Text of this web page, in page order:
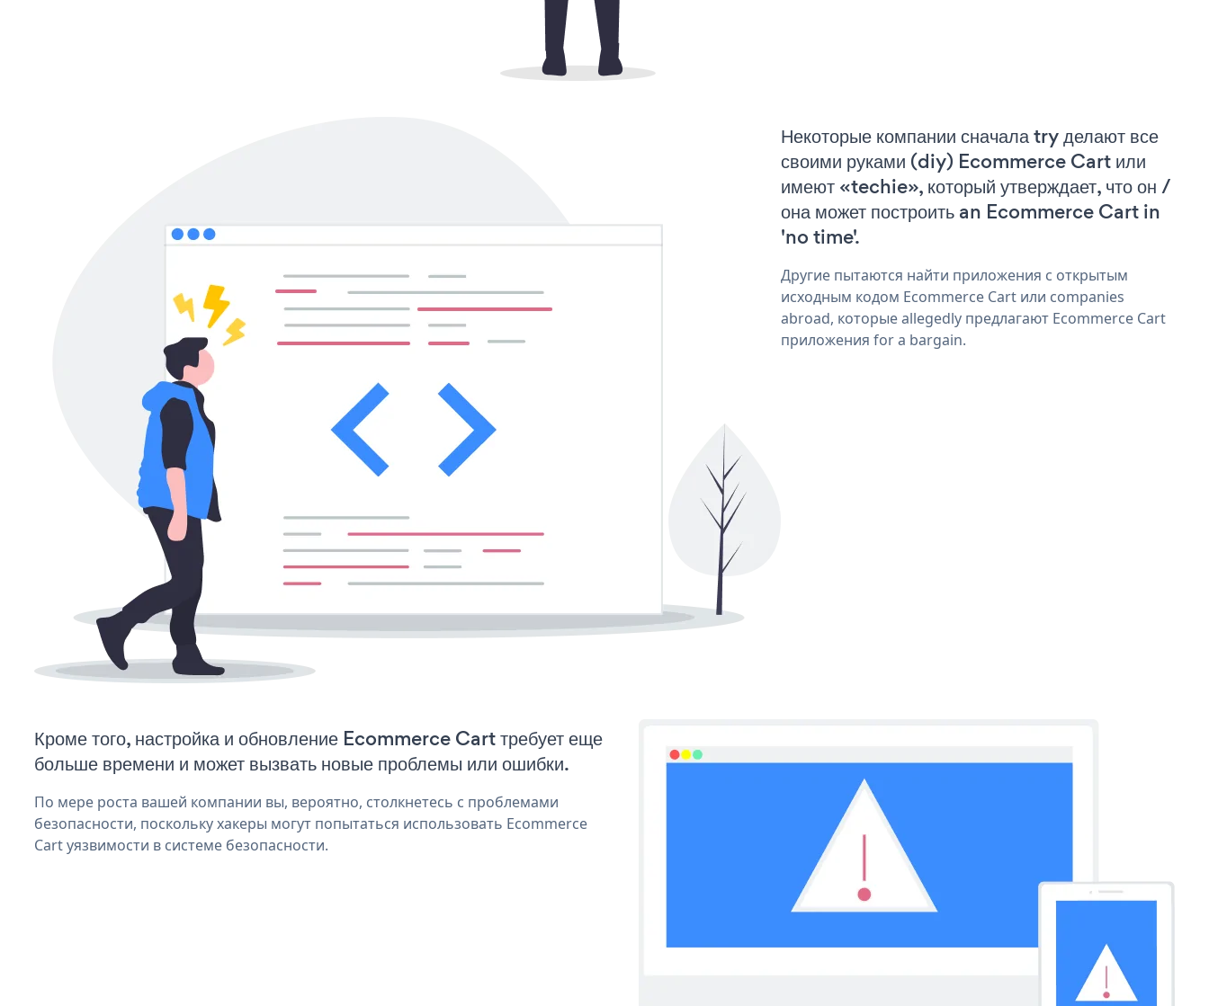
Некоторые компании сначала try делают все
своими руками (diy) Ecommerce Cart или
имеют «techie», который утверждает, что он /
она может построить an Ecommerce Cart in
'no time'.
Другие пытаются найти приложения с открытым
исходным кодом Ecommerce Cart или companies
abroad, которые allegedly предлагают Ecommerce Cart
приложения for a bargain.
Кроме того, настройка и обновление Ecommerce Cart требует еще
больше времени и может вызвать новые проблемы или ошибки.
По мере роста вашей компании вы, вероятно, столкнетесь с проблемами
безопасности, поскольку хакеры могут попытаться использовать Ecommerce
Cart уязвимости в системе безопасности.